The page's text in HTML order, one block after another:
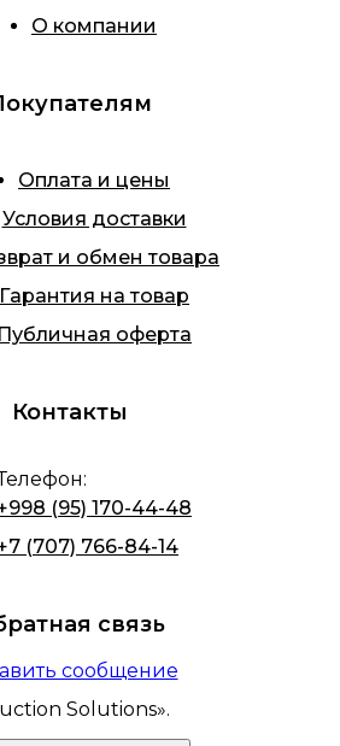
О компании
Оплата и цены
Условия доставки
и обмен товара
Гарантия на товар
Публичная оферта
Контакты
:
(95) 170-44-48
(707) 766-84-14
связь
сообщение
Solutions».